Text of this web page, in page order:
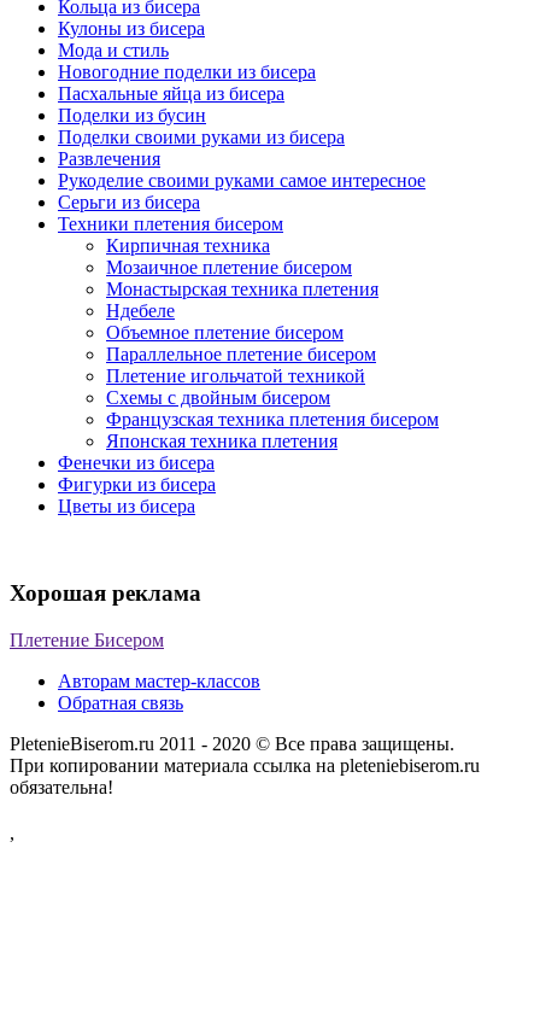
Кольца из бисера
Кулоны из бисера
Мода и стиль
Новогодние поделки из бисера
Пасхальные яйца из бисера
Поделки из бусин
Поделки своими руками из бисера
Развлечения
Рукоделие своими руками самое интересное
Серьги из бисера
Техники плетения бисером
Кирпичная техника
Мозаичное плетение бисером
Монастырская техника плетения
Ндебеле
Объемное плетение бисером
Параллельное плетение бисером
Плетение игольчатой техникой
Схемы с двойным бисером
Французская техника плетения бисером
Японская техника плетения
Фенечки из бисера
Фигурки из бисера
Цветы из бисера
Хорошая реклама
Плетение Бисером
Авторам мастер-классов
Обратная связь
PletenieBiserom.ru 2011 - 2020 © Все права защищены.
При копировании материала ссылка на pleteniebiserom.ru
обязательна!
,